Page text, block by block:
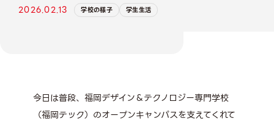
2026.02.13 学校の様子 学生生活
今日は普段、福岡デザイン＆テクノロジー専門学校
（福岡テック）のオープンキャンパスを支えてくれて